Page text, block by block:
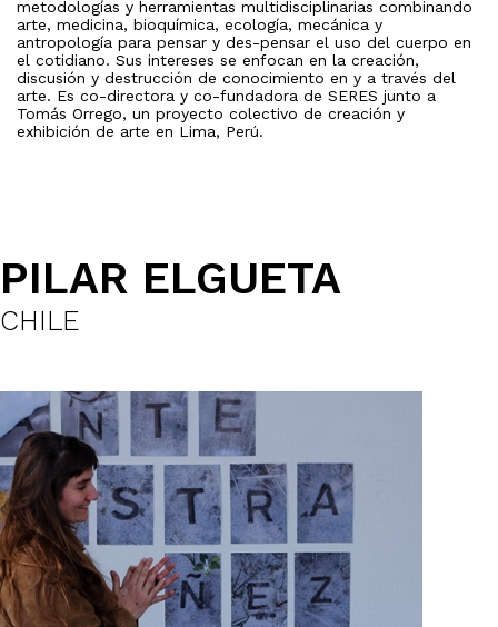
metodologías y herramientas multidisciplinarias combinando
arte, medicina, bioquímica, ecología, mecánica y
antropología para pensar y des-pensar el uso del cuerpo en
el cotidiano. Sus intereses​ se enfocan en la creación,
discusión y destrucción de conocimiento en y a través del
arte. Es co-directora y co-fundadora de SERES junto a
Tomás Orrego, un proyecto colectivo de creación y
exhibición de arte en Lima, Perú.
PILAR ELGUETA
CHILE